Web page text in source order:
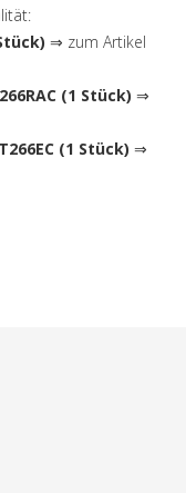
⇒ zum Artikel
(1 Stück) ⇒
(1 Stück) ⇒